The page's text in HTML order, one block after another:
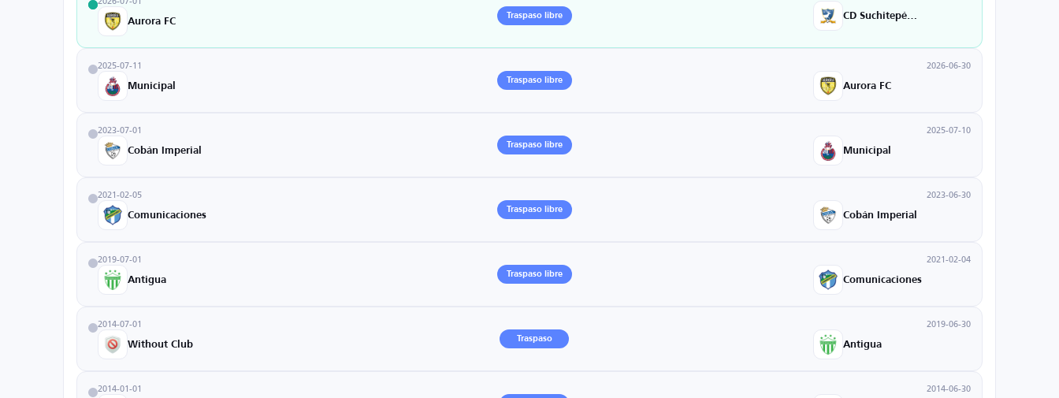
Aurora FC
Traspaso libre
2025-07-11
Municipal
Traspaso libre
2026-06-30
Aurora FC
2023-07-01
Cobán Imperial
Traspaso libre
2025-07-10
Municipal
2021-02-05
Comunicaciones
Traspaso libre
2023-06-30
Cobán Imperial
2019-07-01
Antigua
Traspaso libre
2021-02-04
Comunicaciones
2014-07-01
Without Club
Traspaso
2019-06-30
Antigua
2014-01-01 2014-06-30